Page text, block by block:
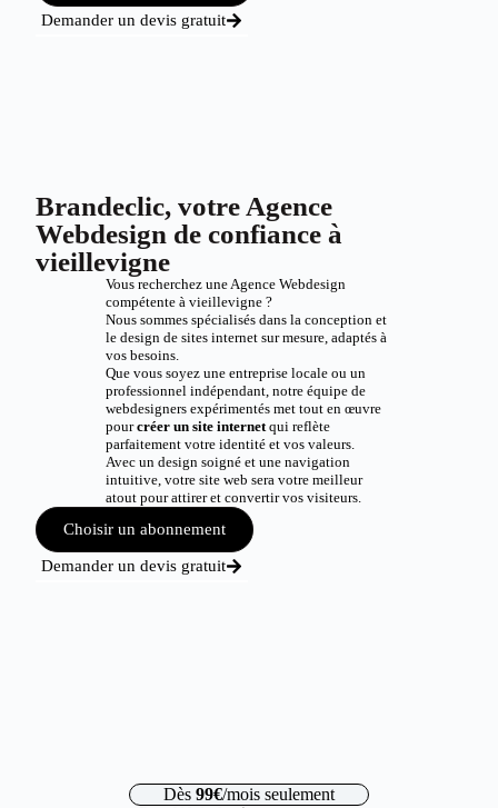
Demander un devis gratuit
Brandeclic, votre Agence
Webdesign de confiance à
vieillevigne
Vous recherchez une Agence Webdesign
compétente à vieillevigne ?
Nous sommes spécialisés dans la conception et
le design de sites internet sur mesure, adaptés à
vos besoins.
Que vous soyez une entreprise locale ou un
professionnel indépendant, notre équipe de
webdesigners expérimentés met tout en œuvre
pourcréer un site internetqui reflète
parfaitement votre identité et vos valeurs.
Avec un design soigné et une navigation
intuitive, votre site web sera votre meilleur
atout pour attirer et convertir vos visiteurs.
Choisir un abonnement
Demander un devis gratuit
Dès 99€/mois seulement